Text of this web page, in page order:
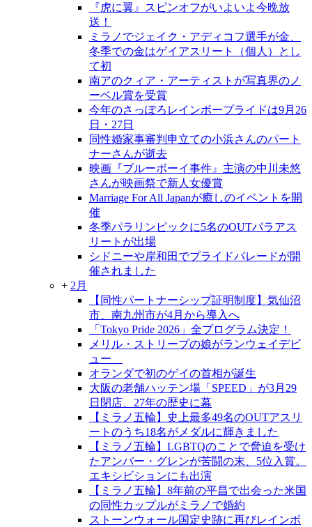
『虎に翼』スピンオフがいよいよ今晩放
送！
ミラノでジェイク・アディコフ選手が金、
冬季での金はゲイアスリート（個人）とし
て初
南アのクィア・アーティストが写真界のノ
ーベル賞を受賞
今年のさっぽろレインボープライドは9月26
日・27日
同性婚家事審判申立ての小浜さんのパート
ナーさんが逝去
映画『ブルーボーイ事件』主演の中川未悠
さんが映画祭で新人女優賞
Marriage For All Japanが癒しのイベントを開
催
冬季パラリンピックに5名のOUTパラアス
リートが出場
シドニーや岸和田でプライドパレードが開
催されました
+ 2月
【同性パートナーシップ証明制度】気仙沼
市、南九州市が4月から導入へ
「Tokyo Pride 2026」全プログラム決定！
メリル・ストリープの娘がランウェイデビ
ュー
オランダで初のゲイの首相が誕生
大阪の老舗ハッテン場「SPEED」が3月29
日閉店、27年の歴史に幕
【ミラノ五輪】史上最多49名のOUTアスリ
ートのうち18名がメダルに輝きました
【ミラノ五輪】LGBTQのことで脅迫を受け
たアンバー・グレンが苦闘の末、5位入賞。
エキシビションにも出演
【ミラノ五輪】8年前の平昌で出会った米国
の同性カップルがミラノで婚約
ストーンウォール国定史跡に再びレインボ